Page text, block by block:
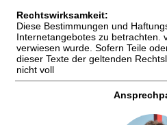
Rechtswirksamkeit:
Diese Bestimmungen und
Internetangebotes zu betrachten.
verwiesen wurde. Sofern Teile
dieser Texte der geltenden
nicht voll